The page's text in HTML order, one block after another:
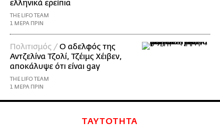
ελληνικά ερείπια
THE LIFO TEAM
1 ΜΕΡΑ ΠΡΙΝ
Πολιτισμός /Ο αδελφός της
Αντζελίνα Τζολί, Τζέιμς Χέιβεν,
αποκάλυψε ότι είναι gay
THE LIFO TEAM
1 ΜΕΡΑ ΠΡΙΝ
ΤΑΥΤΟΤΗΤΑ